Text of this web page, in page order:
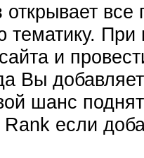
открывает все
тематику.
и
Вы
шанс
если